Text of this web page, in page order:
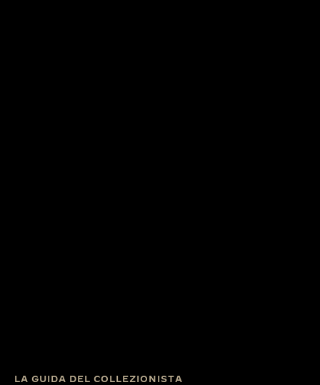
LA GUIDA DEL COLLEZIONISTA